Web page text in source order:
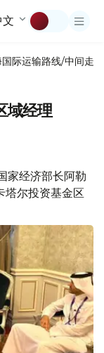
文
际运输路线/中间走廊
域经理
家经济部长阿勒
塔尔投资基金区